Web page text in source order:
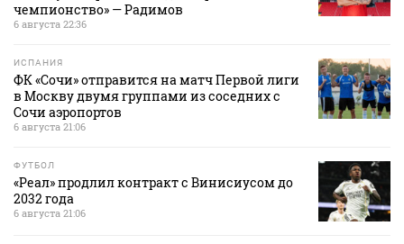
чемпионство» — Радимов
6 августа 22:36
ИСПАНИЯ
ФК «Сочи» отправится на матч Первой лиги
в Москву двумя группами из соседних с
Сочи аэропортов
6 августа 21:06
ФУТБОЛ
«Реал» продлил контракт с Винисиусом до
2032 года
6 августа 21:06